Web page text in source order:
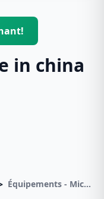
in china
Équipements - Microphones